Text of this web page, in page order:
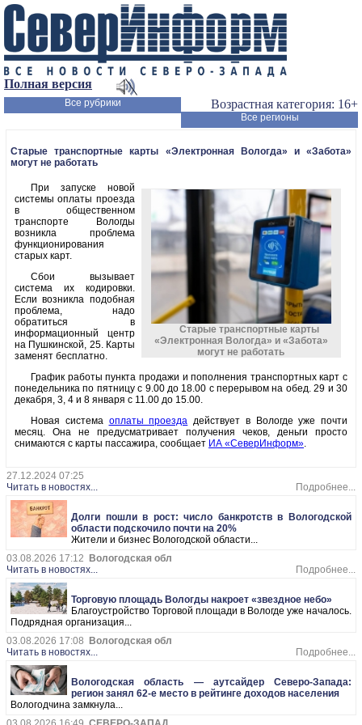
Полная версия
Возрастная категория: 16+
Все рубрики
Все регионы
Старые транспортные карты «Электронная Вологда» и «Забота»
могут не работать
Старые транспортные карты
«Электронная Вологда» и «Забота»
могут не работать
При запуске новой
системы оплаты проезда
в общественном
транспорте Вологды
возникла проблема
функционирования
старых карт.
Сбои вызывает
система их кодировки.
Если возникла подобная
проблема, надо
обратиться в
информационный центр
на Пушкинской, 25. Карты
заменят бесплатно.
График работы пункта продажи и пополнения транспортных карт с
понедельника по пятницу с 9.00 до 18.00 с перерывом на обед. 29 и 30
декабря, 3, 4 и 8 января с 11.00 до 15.00.
Новая система оплаты проезда действует в Вологде уже почти
месяц. Она не предусматривает получения чеков, деньги просто
снимаются с карты пассажира, сообщает ИА «СеверИнформ».
27.12.2024 07:25
Читать в новостях...
Подробнее...
Долги пошли в рост: число банкротств в Вологодской
области подскочило почти на 20%
Жители и бизнес Вологодской области...
03.08.2026 17:12
Вологодская обл
Читать в новостях...
Подробнее...
Торговую площадь Вологды накроет «звездное небо»
Благоустройство Торговой площади в Вологде уже началось.
Подрядная организация...
03.08.2026 17:08
Вологодская обл
Читать в новостях...
Подробнее...
Вологодская область — аутсайдер Северо-Запада:
регион занял 62-е место в рейтинге доходов населения
Вологодчина замкнула...